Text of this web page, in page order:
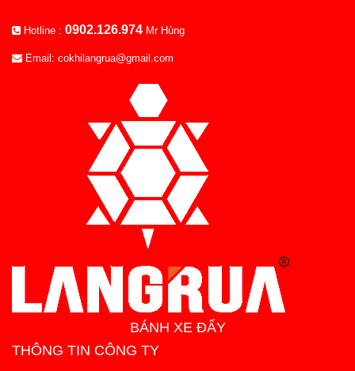
Hotline : 0902.126.974 Mr Hùng
Email: cokhilangrua@gmail.com
BÁNH XE ĐẨY
THÔNG TIN CÔNG TY